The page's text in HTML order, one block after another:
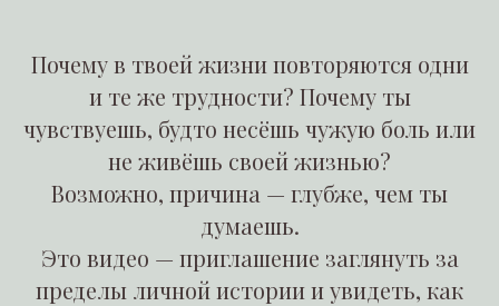
Почему в твоей жизни повторяются одни
и те же трудности? Почему ты
чувствуешь, будто несёшь чужую боль или
не живёшь своей жизнью?
Возможно, причина — глубже, чем ты
думаешь.
Это видео — приглашение заглянуть за
пределы личной истории и увидеть, как